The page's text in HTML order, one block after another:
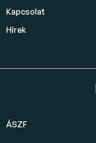
Kapcsolat
Hírek
ÁSZF